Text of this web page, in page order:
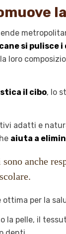
si
loro
il cibo, lo
adatti e
aiuta a
anche
ottima per la
la pelle, il